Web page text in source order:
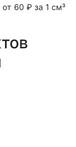
60 ₽ за 1 см³